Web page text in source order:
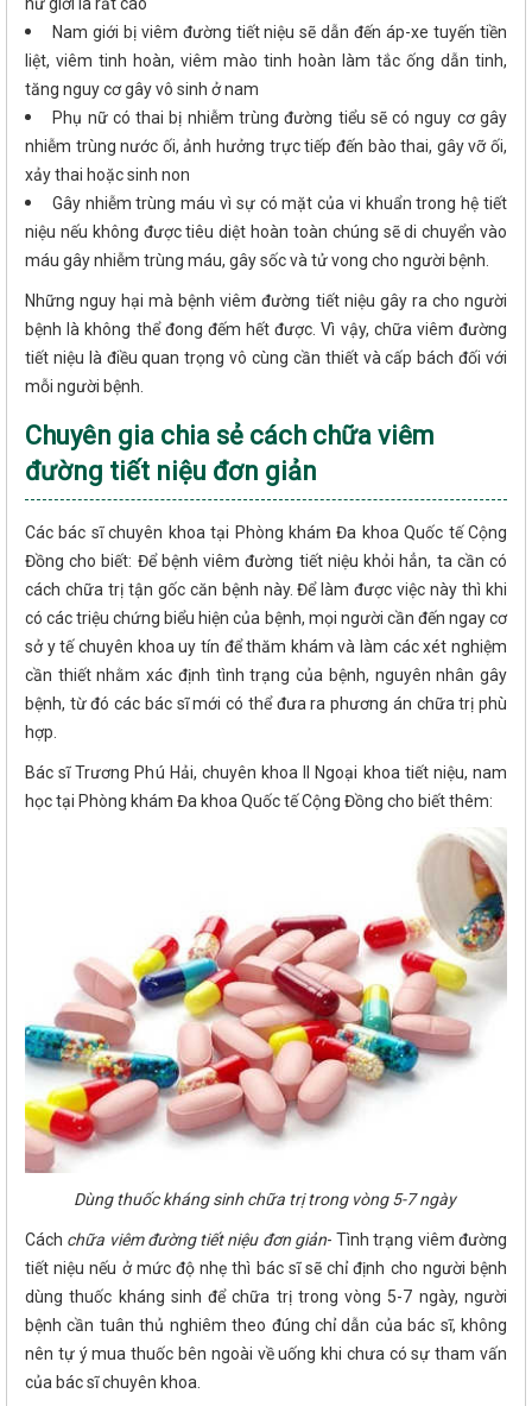
nữ giới là rất cao
Nam giới bị viêm đường tiết niệu sẽ dẫn đến áp-xe tuyến tiền
liệt, viêm tinh hoàn, viêm mào tinh hoàn làm tắc ống dẫn tinh,
tăng nguy cơ gây vô sinh ở nam
Phụ nữ có thai bị nhiễm trùng đường tiểu sẽ có nguy cơ gây
nhiễm trùng nước ối, ảnh hưởng trực tiếp đến bào thai, gây vỡ ối,
xảy thai hoặc sinh non
Gây nhiễm trùng máu vì sự có mặt của vi khuẩn trong hệ tiết
niệu nếu không được tiêu diệt hoàn toàn chúng sẽ di chuyển vào
máu gây nhiễm trùng máu, gây sốc và tử vong cho người bệnh.
Những nguy hại mà bệnh viêm đường tiết niệu gây ra cho người
bệnh là không thể đong đếm hết được. Vì vậy, chữa viêm đường
tiết niệu là điều quan trọng vô cùng cần thiết và cấp bách đối với
mỗi người bệnh.
Chuyên gia chia sẻ cách chữa viêm
đường tiết niệu đơn giản
Các bác sĩ chuyên khoa tại Phòng khám Đa khoa Quốc tế Cộng
Đồng cho biết: Để bệnh viêm đường tiết niệu khỏi hẳn, ta cần có
cách chữa trị tận gốc căn bệnh này. Để làm được việc này thì khi
có các triệu chứng biểu hiện của bệnh, mọi người cần đến ngay cơ
sở y tế chuyên khoa uy tín để thăm khám và làm các xét nghiệm
cần thiết nhằm xác định tình trạng của bệnh, nguyên nhân gây
bệnh, từ đó các bác sĩ mới có thể đưa ra phương án chữa trị phù
hợp.
Bác sĩ Trương Phú Hải, chuyên khoa II Ngoại khoa tiết niệu, nam
học tại Phòng khám Đa khoa Quốc tế Cộng Đồng cho biết thêm:
Dùng thuốc kháng sinh chữa trị trong vòng 5-7 ngày
Cách chữa viêm đường tiết niệu đơn giản- Tình trạng viêm đường
tiết niệu nếu ở mức độ nhẹ thì bác sĩ sẽ chỉ định cho người bệnh
dùng thuốc kháng sinh để chữa trị trong vòng 5-7 ngày, người
bệnh cần tuân thủ nghiêm theo đúng chỉ dẫn của bác sĩ, không
nên tự ý mua thuốc bên ngoài về uống khi chưa có sự tham vấn
của bác sĩ chuyên khoa.